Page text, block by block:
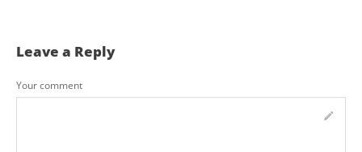
Leave a Reply
Your comment